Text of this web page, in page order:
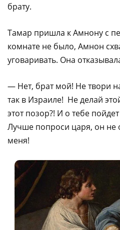
брату.
Тамар пришла к Амнону с
комнате не было, Амнон
уговаривать. Она
— Нет, брат мой! Не твори
так в Израиле! Не делай
этот позор?! И о тебе
Лучше попроси царя, он не
меня!